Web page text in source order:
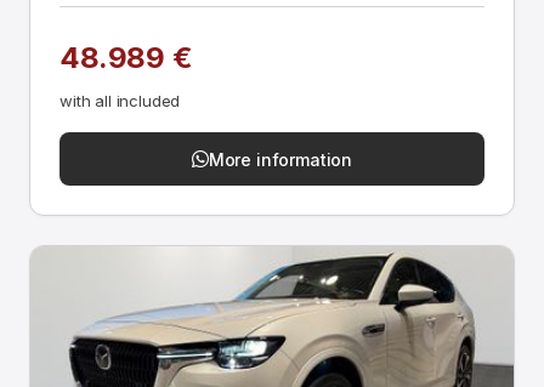
48.989 €
with all included
More information